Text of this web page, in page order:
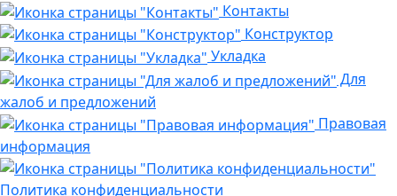
Контакты
Конструктор
Укладка
Для
жалоб и предложений
Правовая
информация
Политика конфиденциальности